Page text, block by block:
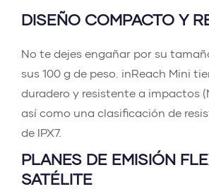
DISEÑO COMPACTO Y
No te dejes engañar por su
sus 100 g de peso. inReach Mini
duradero y resistente a impactos
así como una clasificación de
de IPX7.
PLANES DE EMISIÓN
SATÉLITE